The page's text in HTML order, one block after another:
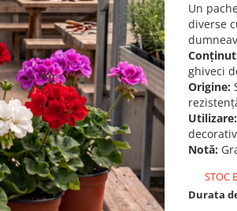
Un
diverse
ghiveci
Origine:
Utilizare:
Notă:
STOC
Durata